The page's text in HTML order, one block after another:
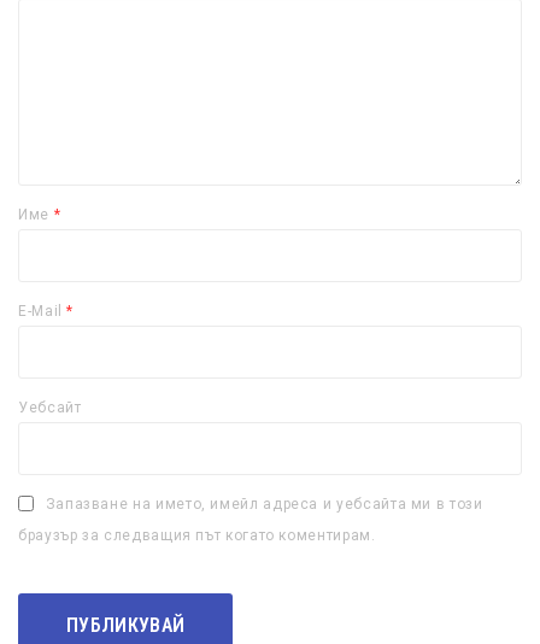
Име *
E-Mail*
Уебсайт
Запазване на името, имейл адреса и уебсайта ми в този
браузър за следващия път когато коментирам.